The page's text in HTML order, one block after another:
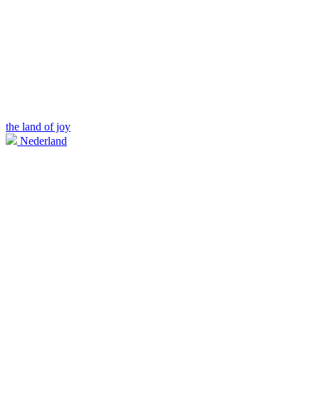
the land of joy
Nederland